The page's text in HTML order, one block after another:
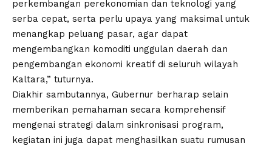
perkembangan perekonomian dan teknologi yang
serba cepat, serta perlu upaya yang maksimal untuk
menangkap peluang pasar, agar dapat
mengembangkan komoditi unggulan daerah dan
pengembangan ekonomi kreatif di seluruh wilayah
Kaltara,” tuturnya.
Diakhir sambutannya, Gubernur berharap selain
memberikan pemahaman secara komprehensif
mengenai strategi dalam sinkronisasi program,
kegiatan ini juga dapat menghasilkan suatu rumusan